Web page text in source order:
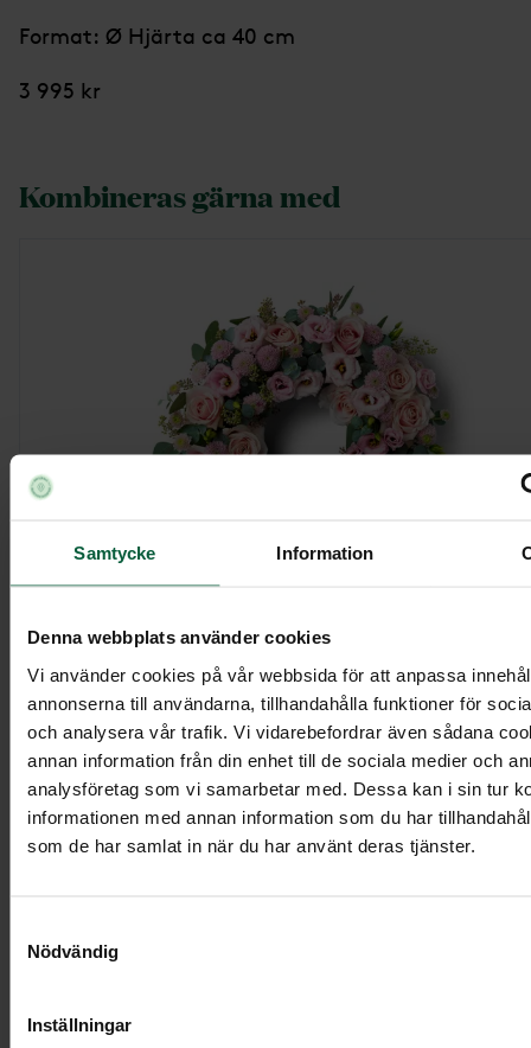
Samtycke Information
Denna webbplats använder cookies
Vi använder cookies på vår webbsida för att anpassa
annonserna till användarna, tillhandahålla funktioner för
och analysera vår trafik. Vi vidarebefordrar även sådana
annan information från din enhet till de sociala medier och
analysföretag som vi samarbetar med. Dessa kan i sin tur
informationen med annan information som du har
som de har samlat in när du har använt deras tjänster.
Nödvändig
Inställningar
Format: Ø Hjärta ca 40 cm
3 995 kr
Kombineras gärna med
Krans - Blomsterpastell, större
3 995 kr
Visa mer